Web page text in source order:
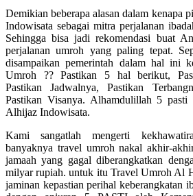
Demikian beberapa alasan dalam kenapa
Indowisata sebagai mitra perjalanan
Sehingga bisa jadi rekomendasi buat
perjalanan umroh yang paling tepat.
disampaikan pemerintah dalam hal ini
Umroh ?? Pastikan 5 hal berikut,
Pastikan Jadwalnya, Pastikan
Pastikan Visanya. Alhamdulillah 5
Alhijaz Indowisata.
Kami sangatlah mengerti
banyaknya travel umroh nakal akhir-
jamaah yang gagal diberangkatkan
milyar rupiah. untuk itu Travel Umroh Al
jaminan kepastian perihal keberangkatan